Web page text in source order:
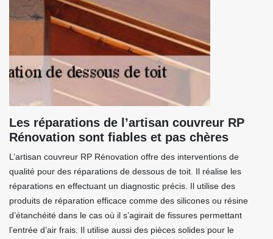
Les réparations de l’artisan couvreur RP
Rénovation sont fiables et pas chères
L’artisan couvreur RP Rénovation offre des interventions de
qualité pour des réparations de dessous de toit. Il réalise les
réparations en effectuant un diagnostic précis. Il utilise des
produits de réparation efficace comme des silicones ou résine
d’étanchéité dans le cas où il s’agirait de fissures permettant
l’entrée d’air frais. Il utilise aussi des pièces solides pour le